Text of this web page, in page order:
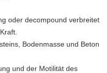
oder decompound verbreitet
Bodenmasse und Beton
und der Motilität des